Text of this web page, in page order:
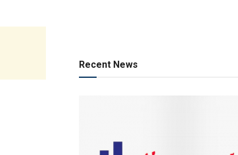
Recent News